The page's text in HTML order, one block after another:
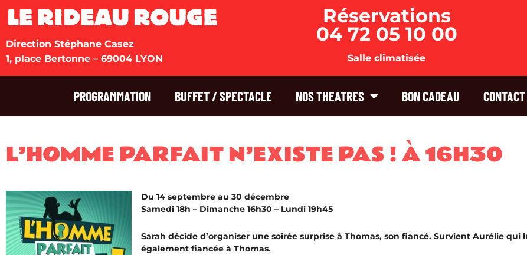
Direction Stéphane Casez
1, place Bertonne – 69004 LYON
Réservations
04 72 05 10 00
Salle climatisée
PROGRAMMATION BUFFET / SPECTACLE NOS THEATRES BON CADEAU
L’HOMME PARFAIT N’EXISTE PAS ! À 16H30
Du 14 septembre au 30 décembre
Samedi 18h – Dimanche 16h30 – Lundi 19h45
Sarah décide d’organiser une soirée surprise à Thomas, son fiancé. Survient Aurélie qui
également fiancée à Thomas.